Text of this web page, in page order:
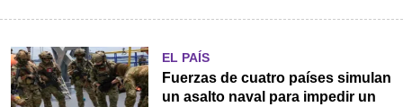
EL PAÍS
Fuerzas de cuatro países simulan
un asalto naval para impedir un